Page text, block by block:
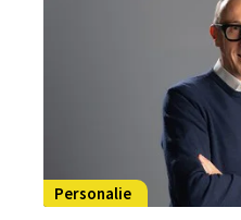
Personalie